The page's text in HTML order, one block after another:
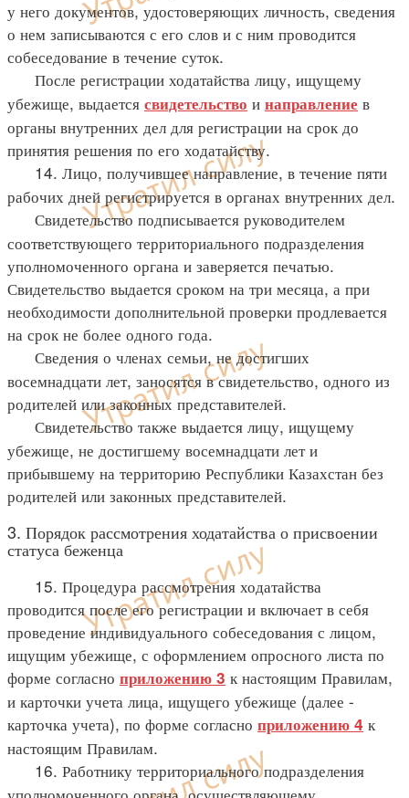
у него документов, удостоверяющих личность, сведения
о нем записываются с его слов и с ним проводится
собеседование в течение суток.
После регистрации ходатайства лицу, ищущему
убежище, выдается свидетельство и направление в
органы внутренних дел для регистрации на срок до
принятия решения по его ходатайству.
14. Лицо, получившее направление, в течение пяти
рабочих дней регистрируется в органах внутренних дел.
Свидетельство подписывается руководителем
соответствующего территориального подразделения
уполномоченного органа и заверяется печатью.
Свидетельство выдается сроком на три месяца, а при
необходимости дополнительной проверки продлевается
на срок не более одного года.
Сведения о членах семьи, не достигших
восемнадцати лет, заносятся в свидетельство, одного из
родителей или законных представителей.
Свидетельство также выдается лицу, ищущему
убежище, не достигшему восемнадцати лет и
прибывшему на территорию Республики Казахстан без
родителей или законных представителей.
3. Порядок рассмотрения ходатайства о присвоении
статуса беженца
15. Процедура рассмотрения ходатайства
проводится после его регистрации и включает в себя
проведение индивидуального собеседования с лицом,
ищущим убежище, с оформлением опросного листа по
форме согласно приложению 3 к настоящим Правилам,
и карточки учета лица, ищущего убежище (далее -
карточка учета), по форме согласно приложению 4 к
настоящим Правилам.
16. Работнику территориального подразделения